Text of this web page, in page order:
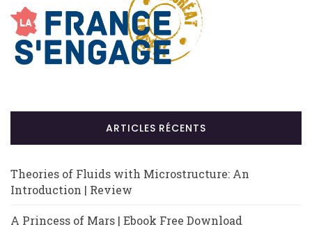
ARTICLES RÉCENTS
Theories of Fluids with Microstructure: An
Introduction | Review
A Princess of Mars | Ebook Free Download